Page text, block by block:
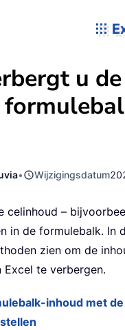
u
• Wijzigingsdatum
celinhoud –
in de formulebalk. In
zien om de
te verbergen.
inhoud met